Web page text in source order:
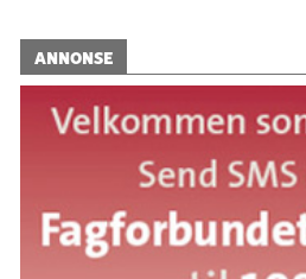
ANNONSE